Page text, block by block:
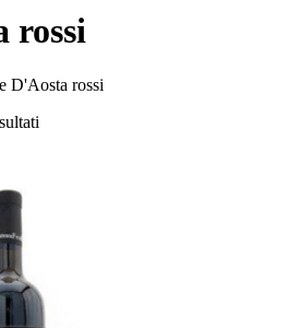
rossi
D'Aosta rossi